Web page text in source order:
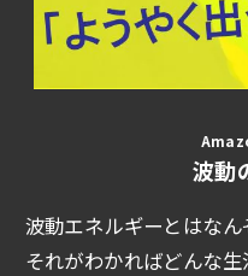
波動
波動エネルギーとはなん
それがわかればどんな